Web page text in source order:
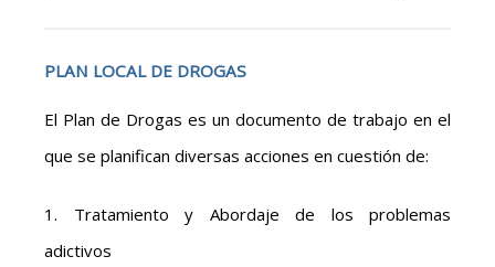
PLAN LOCAL DE DROGAS
El Plan de Drogas es un documento de trabajo en el
que se planifican diversas acciones en cuestión de:
1. Tratamiento y Abordaje de los problemas
adictivos